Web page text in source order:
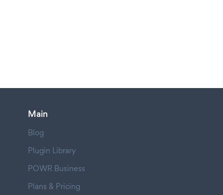
Main
Blog
Plugin Library
POWR Business
Plans & Pricing